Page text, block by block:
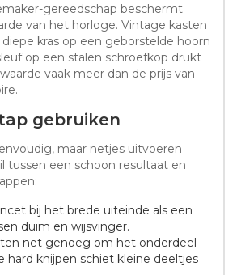
gereedschap beschermt
van het horloge. Vintage kasten
kras op een geborstelde hoorn
op een stalen schroefkop drukt
vaak meer dan de prijs van
gebruiken
maar netjes uitvoeren
tussen een schoon resultaat en
bij het brede uiteinde als een
duim en wijsvinger.
net genoeg om het onderdeel
hard knijpen schiet kleine deeltjes